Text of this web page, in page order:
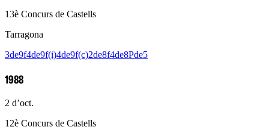
13è Concurs de Castells
Tarragona
3de9f4de9f(i)4de9f(c)2de8f4de8Pde5
1988
2 d’oct.
12è Concurs de Castells